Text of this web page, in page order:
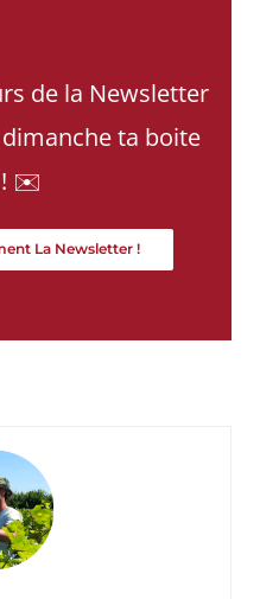
de la Newsletter
ta boite
! ✉️
La Newsletter !